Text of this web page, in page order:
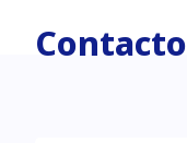
Contacto